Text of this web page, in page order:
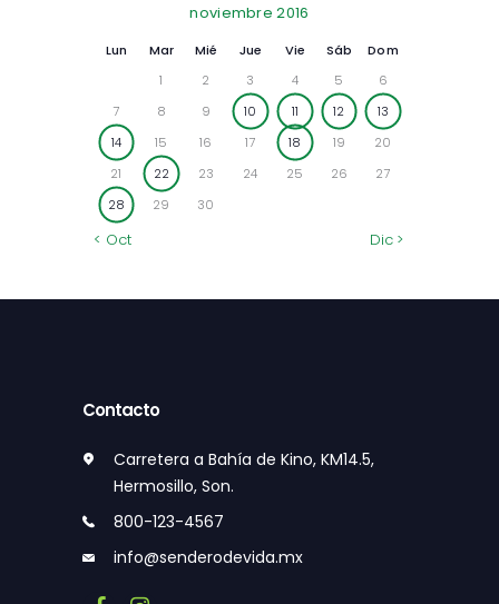
noviembre 2016
Lun Mar Mié Jue Vie Sáb
Dom
1
2 3 4 5
6
7
8 9 10 11 12
13
14
15 16 17 18 19
20
21
22 23 24 25 26
27
28
29 30
« Oct Dic »
Contacto
Carretera a Bahía de Kino, KM14.5,
Hermosillo, Son.
800-123-4567
info@senderodevida.mx